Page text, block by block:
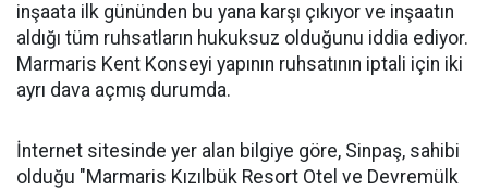
inşaata ilk gününden bu yana karşı çıkıyor ve inşaatın
aldığı tüm ruhsatların hukuksuz olduğunu iddia ediyor.
Marmaris Kent Konseyi yapının ruhsatının iptali için iki
ayrı dava açmış durumda.
İnternet sitesinde yer alan bilgiye göre, Sinpaş, sahibi
olduğu "Marmaris Kızılbük Resort Otel ve Devremülk